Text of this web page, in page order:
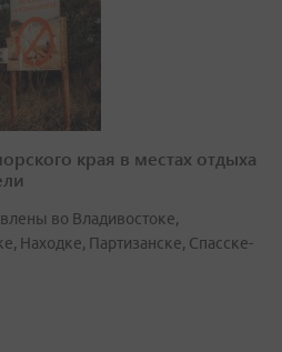
края в местах отдыха
во Владивостоке,
Находке, Партизанске, Спасске-